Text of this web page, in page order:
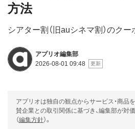
方法
シアター割（旧auシネマ割）のク
アプリオ編集部
2026-08-01 09:48
アプリオは独自の観点からサービス・商品
賛企業との取引関係に基づき、編集部が対
（編集方針）。